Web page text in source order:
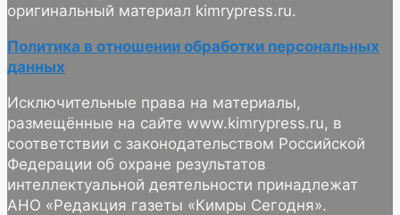
оригинальный материал kimrypress.ru.
Политика в отношении обработки персональных
данных
Исключительные права на материалы,
размещённые на сайте www.kimrypress.ru, в
соответствии с законодательством Российской
Федерации об охране результатов
интеллектуальной деятельности принадлежат
АНО «Редакция газеты «Кимры Сегодня».